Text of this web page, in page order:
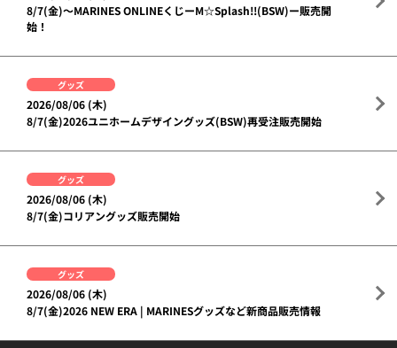
8/7(金)～MARINES ONLINEくじーM☆Splash!!(BSW)ー販売開
始！
グッズ
2026/08/06 (木)
8/7(金)2026ユニホームデザイングッズ(BSW)再受注販売開始
グッズ
2026/08/06 (木)
8/7(金)コリアングッズ販売開始
グッズ
2026/08/06 (木)
8/7(金)2026 NEW ERA | MARINESグッズなど新商品販売情報